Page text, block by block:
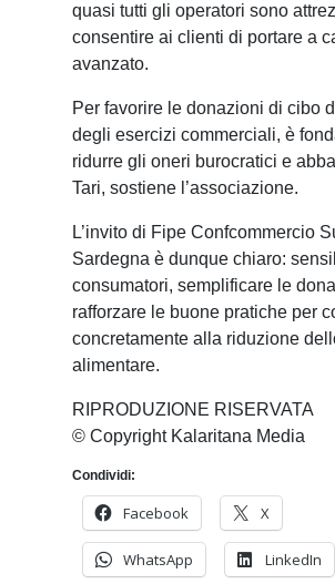
quasi tutti gli operatori sono
consentire ai clienti di portare a
avanzato.
Per favorire le donazioni di cibo
degli esercizi commerciali, è
ridurre gli oneri burocratici e
Tari, sostiene l’associazione.
L’invito di Fipe Confcommercio
Sardegna è dunque chiaro:
consumatori, semplificare le
rafforzare le buone pratiche per
concretamente alla riduzione
alimentare.
RIPRODUZIONE RISERVATA
© Copyright Kalaritana Media
Condividi:
Facebook X
WhatsApp LinkedIn